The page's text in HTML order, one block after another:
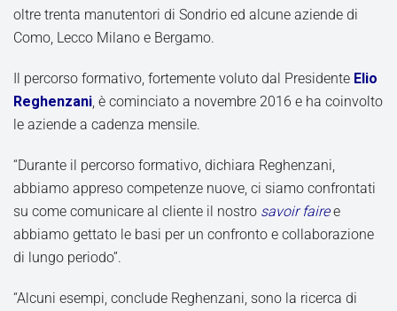
oltre trenta manutentori di Sondrio ed alcune aziende di
Como, Lecco Milano e Bergamo.
Il percorso formativo, fortemente voluto dal Presidente Elio
Reghenzani, è cominciato a novembre 2016 e ha coinvolto
le aziende a cadenza mensile.
“Durante il percorso formativo, dichiara Reghenzani,
abbiamo appreso competenze nuove, ci siamo confrontati
su come comunicare al cliente il nostro savoir fairee
abbiamo gettato le basi per un confronto e collaborazione
di lungo periodo”.
“Alcuni esempi, conclude Reghenzani, sono la ricerca di